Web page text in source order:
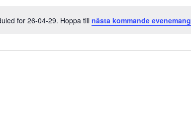
Notis
for 26-04-29. Hoppa till nästa kommande evenemang